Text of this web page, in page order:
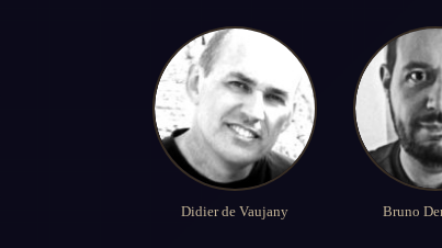
Didier de Vaujany Bruno